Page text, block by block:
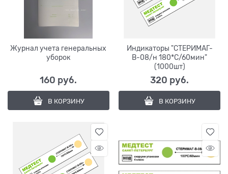
Журнал учета генеральных
уборок
160 руб.
В КОРЗИНУ
Индикаторы "СТЕРИМАГ-
В-08/н 180*С/60мин"
(1000шт)
320 руб.
В КОРЗИНУ